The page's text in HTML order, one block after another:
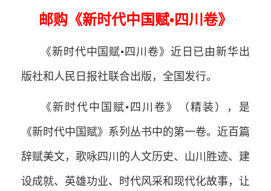
邮购《新时代中国赋•四川卷》
《新时代中国赋•四川卷》近日已由新华出
版社和人民日报社联合出版，全国发行。
《新时代中国赋•四川卷》（精装），是
《新时代中国赋》系列丛书中的第一卷。近百篇
辞赋美文，歌咏四川的人文历史、山川胜迹、建
设成就、英雄功业、时代风采和现代化故事，让